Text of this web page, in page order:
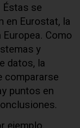
Éstas se
en Eurostat, la
Como
y
datos, la
compararse
puntos en
ejemplo,